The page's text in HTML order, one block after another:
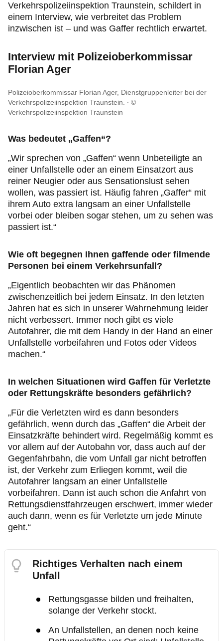
Verkehrspolizeiinspektion Traunstein, schildert in
einem Interview, wie verbreitet das Problem
inzwischen ist – und was Gaffer rechtlich erwartet.
Interview mit Polizeioberkommissar
Florian Ager
Polizeioberkommissar Florian Ager, Dienstgruppenleiter bei der
Verkehrspolizeiinspektion Traunstein.
©
Verkehrspolizeiinspektion Traunstein
Was bedeutet „Gaffen“?
„Wir sprechen von „Gaffen“ wenn Unbeteiligte an
einer Unfallstelle oder an einem Einsatzort aus
reiner Neugier oder aus Sensationslust sehen
wollen, was passiert ist. Häufig fahren „Gaffer“ mit
ihrem Auto extra langsam an einer Unfallstelle
vorbei oder bleiben sogar stehen, um zu sehen was
passiert ist.“
Wie oft begegnen Ihnen gaffende oder filmende
Personen bei einem Verkehrsunfall?
„Eigentlich beobachten wir das Phänomen
zwischenzeitlich bei jedem Einsatz. In den letzten
Jahren hat es sich in unserer Wahrnehmung leider
nicht verbessert. Immer noch gibt es viele
Autofahrer, die mit dem Handy in der Hand an einer
Unfallstelle vorbeifahren und Fotos oder Videos
machen.“
In welchen Situationen wird Gaffen für Verletzte
oder Rettungskräfte besonders gefährlich?
„Für die Verletzten wird es dann besonders
gefährlich, wenn durch das „Gaffen“ die Arbeit der
Einsatzkräfte behindert wird. Regelmäßig kommt es
vor allem auf der Autobahn vor, dass auch auf der
Gegenfahrbahn, die vom Unfall gar nicht betroffen
ist, der Verkehr zum Erliegen kommt, weil die
Autofahrer langsam an einer Unfallstelle
vorbeifahren. Dann ist auch schon die Anfahrt von
Rettungsdienstfahrzeugen erschwert, immer wieder
auch dann, wenn es für Verletzte um jede Minute
geht.“
Richtiges Verhalten nach einem
Unfall
Rettungsgasse bilden und freihalten,
solange der Verkehr stockt.
An Unfallstellen, an denen noch keine